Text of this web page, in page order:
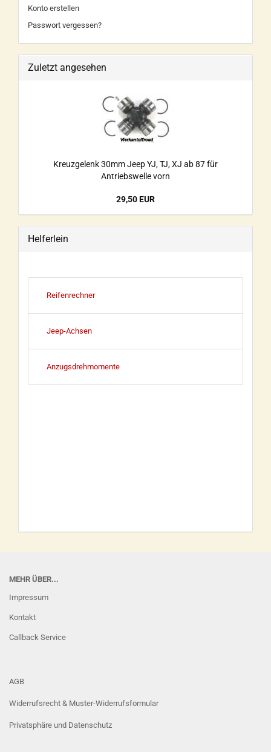
Konto erstellen
Passwort vergessen?
Zuletzt angesehen
Kreuzgelenk 30mm Jeep YJ, TJ, XJ ab 87 für
Antriebswelle vorn
29,50 EUR
Helferlein
Reifenrechner
Jeep-Achsen
Anzugsdrehmomente
MEHR ÜBER...
Impressum
Kontakt
Callback Service
AGB
Widerrufsrecht & Muster-Widerrufsformular
Privatsphäre und Datenschutz